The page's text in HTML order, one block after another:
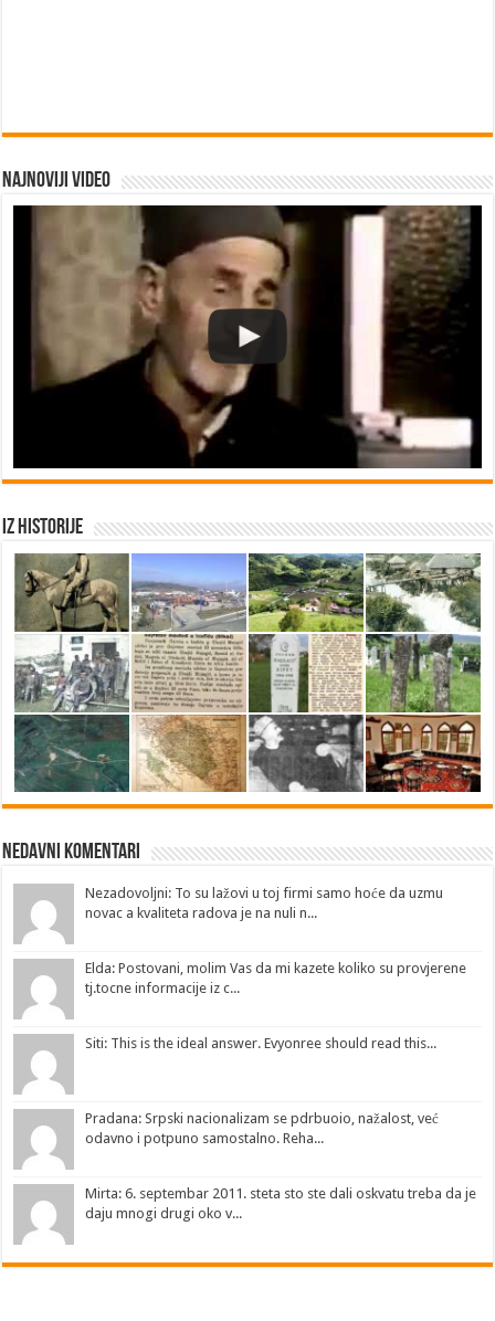
Najnoviji video
Iz historije
Nedavni Komentari
Nezadovoljni: To su lažovi u toj firmi samo hoće da uzmu
novac a kvaliteta radova je na nuli n...
Elda: Postovani, molim Vas da mi kazete koliko su provjerene
tj.tocne informacije iz c...
Siti: This is the ideal answer. Evyonree should read this...
Pradana: Srpski nacionalizam se pdrbuoio, nažalost, već
odavno i potpuno samostalno. Reha...
Mirta: 6. septembar 2011. steta sto ste dali oskvatu treba da je
daju mnogi drugi oko v...